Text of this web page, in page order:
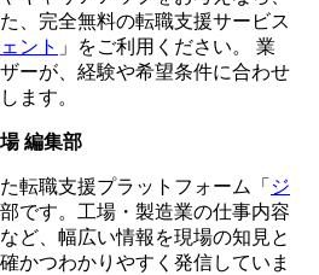
、完全無料の転職支援サービス
ント 」をご利用ください。 業
ーが、経験や希望条件に合わせ
ます。
編集部
転職支援プラットフォーム「 ジ
部です。工場・製造業の仕事内容
ど、幅広い情報を現場の知見と
かつわかりやすく発信していま